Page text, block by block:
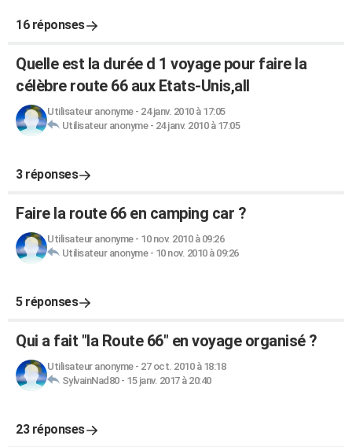
16 réponses
Quelle est la durée d 1 voyage pour faire la
célèbre route 66 aux Etats-Unis,all
Utilisateur anonyme- 24 janv. 2010 à 17:05
Utilisateur anonyme- 24 janv. 2010 à 17:05
3 réponses
Faire la route 66 en camping car ?
Utilisateur anonyme- 10 nov. 2010 à 09:26
Utilisateur anonyme- 10 nov. 2010 à 09:26
5 réponses
Qui a fait "la Route 66" en voyage organisé ?
Utilisateur anonyme- 27 oct. 2010 à 18:18
SylvainNad80- 15 janv. 2017 à 20:40
23 réponses